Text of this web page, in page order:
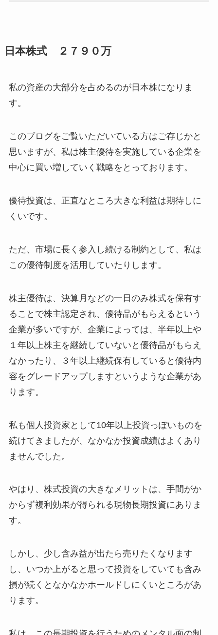
日本株式 ２７９０万
私の資産の大部分を占めるのが日本株になりま
す。
このブログをご覧いただいている方はご存じかと
思いますが、私は株主優待を実施している企業を
中心に買い増していく戦略をとっております。
優待投資は、正直なところ大きな利益は期待しに
くいです。
ただ、市場に長く参入し続ける制約として、私は
この優待制度を活用していたりします。
株主優待は、決算月などの一日のみ株式を保有す
ることで株主認定され、優待品がもらえるという
企業が多いですが、企業によっては、半年以上や
１年以上株主を継続していないと優待品がもらえ
なかったり、３年以上継続保有していると優待内
容をグレードアップしますというような企業があ
ります。
私も個人投資家として10年以上投資っぽいものを
続けてきましたが、なかなか投資成績はよくあり
ませんでした。
やはり、株式投資の大きなメリットは、手間がか
からず複利効果が得られる現物長期投資にありま
す。
しかし、少し含み益が出たら売りたくなります
し、いつか上がると思って投資をしていても含み
損が続くとなかなかホールドしにくいところがあ
ります。